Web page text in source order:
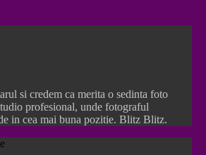
si credem ca merita o sedinta foto
profesional, unde fotograful
in cea mai buna pozitie. Blitz Blitz.